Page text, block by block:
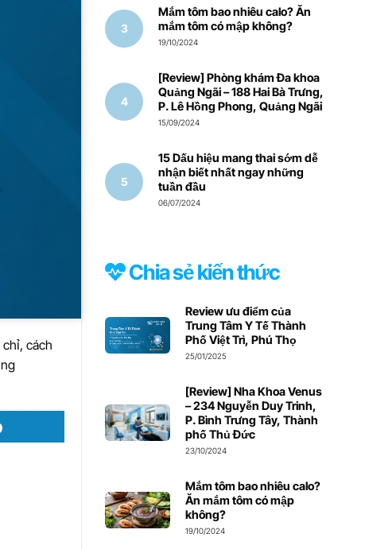
chỉ, cách
Mắm tôm bao nhiêu calo? Ăn
mắm tôm có mập không?
19/10/2024
[Review] Phòng khám Đa khoa
Quảng Ngãi – 188 Hai Bà Trưng,
P. Lê Hồng Phong, Quảng Ngãi
15/09/2024
15 Dấu hiệu mang thai sớm dễ
nhận biết nhất ngay những
tuần đầu
06/07/2024
Chia sẻ kiến thức
Review ưu điểm của
Trung Tâm Y Tế Thành
Phố Việt Trì, Phú Thọ
25/01/2025
[Review] Nha Khoa Venus
– 234 Nguyễn Duy Trinh,
P. Bình Trưng Tây, Thành
phố Thủ Đức
23/10/2024
Mắm tôm bao nhiêu calo?
Ăn mắm tôm có mập
không?
19/10/2024